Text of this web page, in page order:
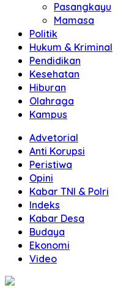
Pasangkayu
Mamasa
Politik
Hukum & Kriminal
Pendidikan
Kesehatan
Hiburan
Olahraga
Kampus
Advetorial
Anti Korupsi
Peristiwa
Opini
Kabar TNI & Polri
Indeks
Kabar Desa
Budaya
Ekonomi
Video